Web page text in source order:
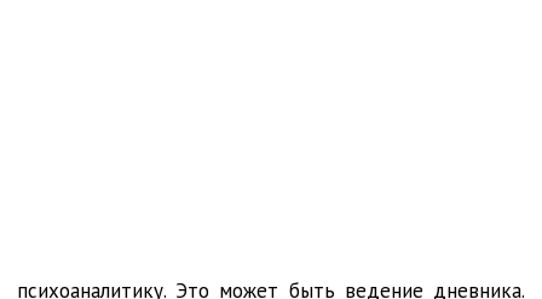
психоаналитику. Это может быть ведение дневника.